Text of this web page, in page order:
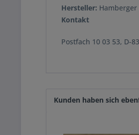
Hersteller: Hamberger
Kontakt
Postfach 10 03 53, D-
Kunden haben sich